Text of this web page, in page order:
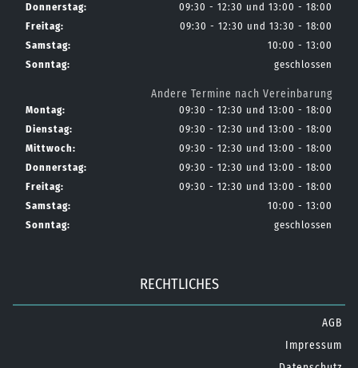
Donnerstag:
09:30 - 12:30 und 13:00 - 18:00
Freitag:
09:30 - 12:30 und 13:30 - 18:00
Samstag:
10:00 - 13:00
Sonntag:
geschlossen
Andere Termine nach Vereinbarung
Montag:
09:30 - 12:30 und 13:00 - 18:00
Dienstag:
09:30 - 12:30 und 13:00 - 18:00
Mittwoch:
09:30 - 12:30 und 13:00 - 18:00
Donnerstag:
09:30 - 12:30 und 13:00 - 18:00
Freitag:
09:30 - 12:30 und 13:00 - 18:00
Samstag:
10:00 - 13:00
Sonntag:
geschlossen
RECHTLICHES
AGB
Impressum